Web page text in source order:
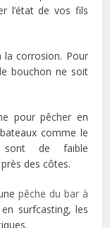
l’état de vos fils
corrosion. Pour
bouchon ne soit
pour pêcher en
comme le
sont de faible
des côtes.
pêche du bar à
surfcasting, les